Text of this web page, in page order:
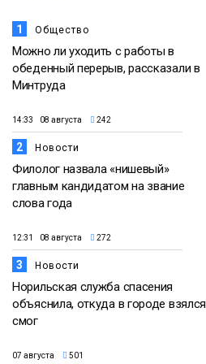
1 Общество
Можно ли уходить с работы в
обеденный перерыв, рассказали в
Минтруда
14:33 08 августа 242
2 Новости
Филолог назвала «нишевый»
главным кандидатом на звание
слова года
12:31 08 августа 272
3 Новости
Норильская служба спасения
объяснила, откуда в городе взялся
смог
07 августа 501